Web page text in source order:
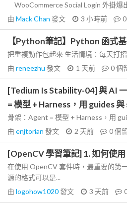
WooCommerce Social Login 外掛爆
由 Mack Chan 發文 3 小時前 0
【Python筆記】Python 函式
把重複動作包起來 生活情境：每天打
由 reneezhu 發文 1 天前 0個
[Tedium Is Stability-04] 與 AI
= 模型 + Harness，用 guides
骨架：Agent = 模型 + Harness，用
由 enjtorian 發文 2 天前 0個
[OpenCV 學習筆記] 1. 如何使
在使用 OpenCV 套件時，最重要的第
源的格式可以是...
由 logohow1020發文 3 天前